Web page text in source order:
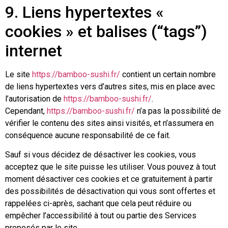
9. Liens hypertextes «
cookies » et balises (“tags”)
internet
Le site https://bamboo-sushi.fr/ contient un certain nombre
de liens hypertextes vers d’autres sites, mis en place avec
l’autorisation de https://bamboo-sushi.fr/.
Cependant, https://bamboo-sushi.fr/ n’a pas la possibilité de
vérifier le contenu des sites ainsi visités, et n’assumera en
conséquence aucune responsabilité de ce fait.
Sauf si vous décidez de désactiver les cookies, vous
acceptez que le site puisse les utiliser. Vous pouvez à tout
moment désactiver ces cookies et ce gratuitement à partir
des possibilités de désactivation qui vous sont offertes et
rappelées ci-après, sachant que cela peut réduire ou
empêcher l’accessibilité à tout ou partie des Services